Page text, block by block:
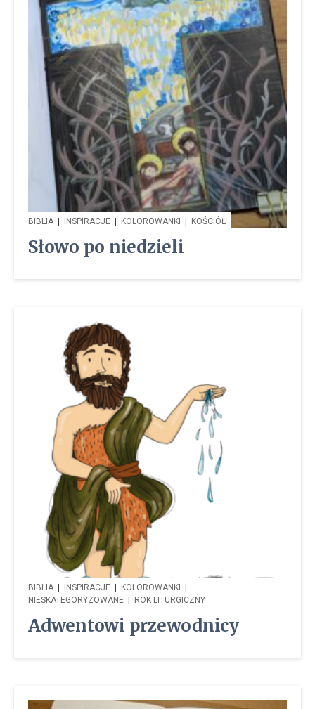
BIBLIA | INSPIRACJE | KOLOROWANKI | KOŚCIÓŁ
Słowo po niedzieli
BIBLIA | INSPIRACJE | KOLOROWANKI |
NIESKATEGORYZOWANE | ROK LITURGICZNY
Adwentowi przewodnicy